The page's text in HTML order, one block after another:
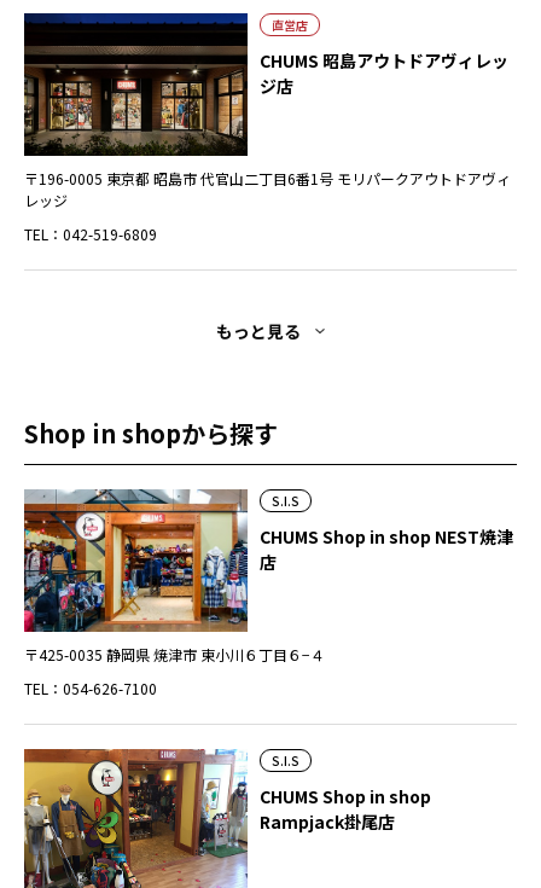
直営店
CHUMS 昭島アウトドアヴィレッ
ジ店
〒196-0005 東京都 昭島市 代官山二丁目6番1号 モリパークアウトドアヴィ
レッジ
TEL：042-519-6809
もっと見る
Shop in shopから探す
S.I.S
CHUMS Shop in shop NEST焼津
店
〒425-0035 静岡県 焼津市 東小川６丁目６−４
TEL：054-626-7100
S.I.S
CHUMS Shop in shop
Rampjack掛尾店